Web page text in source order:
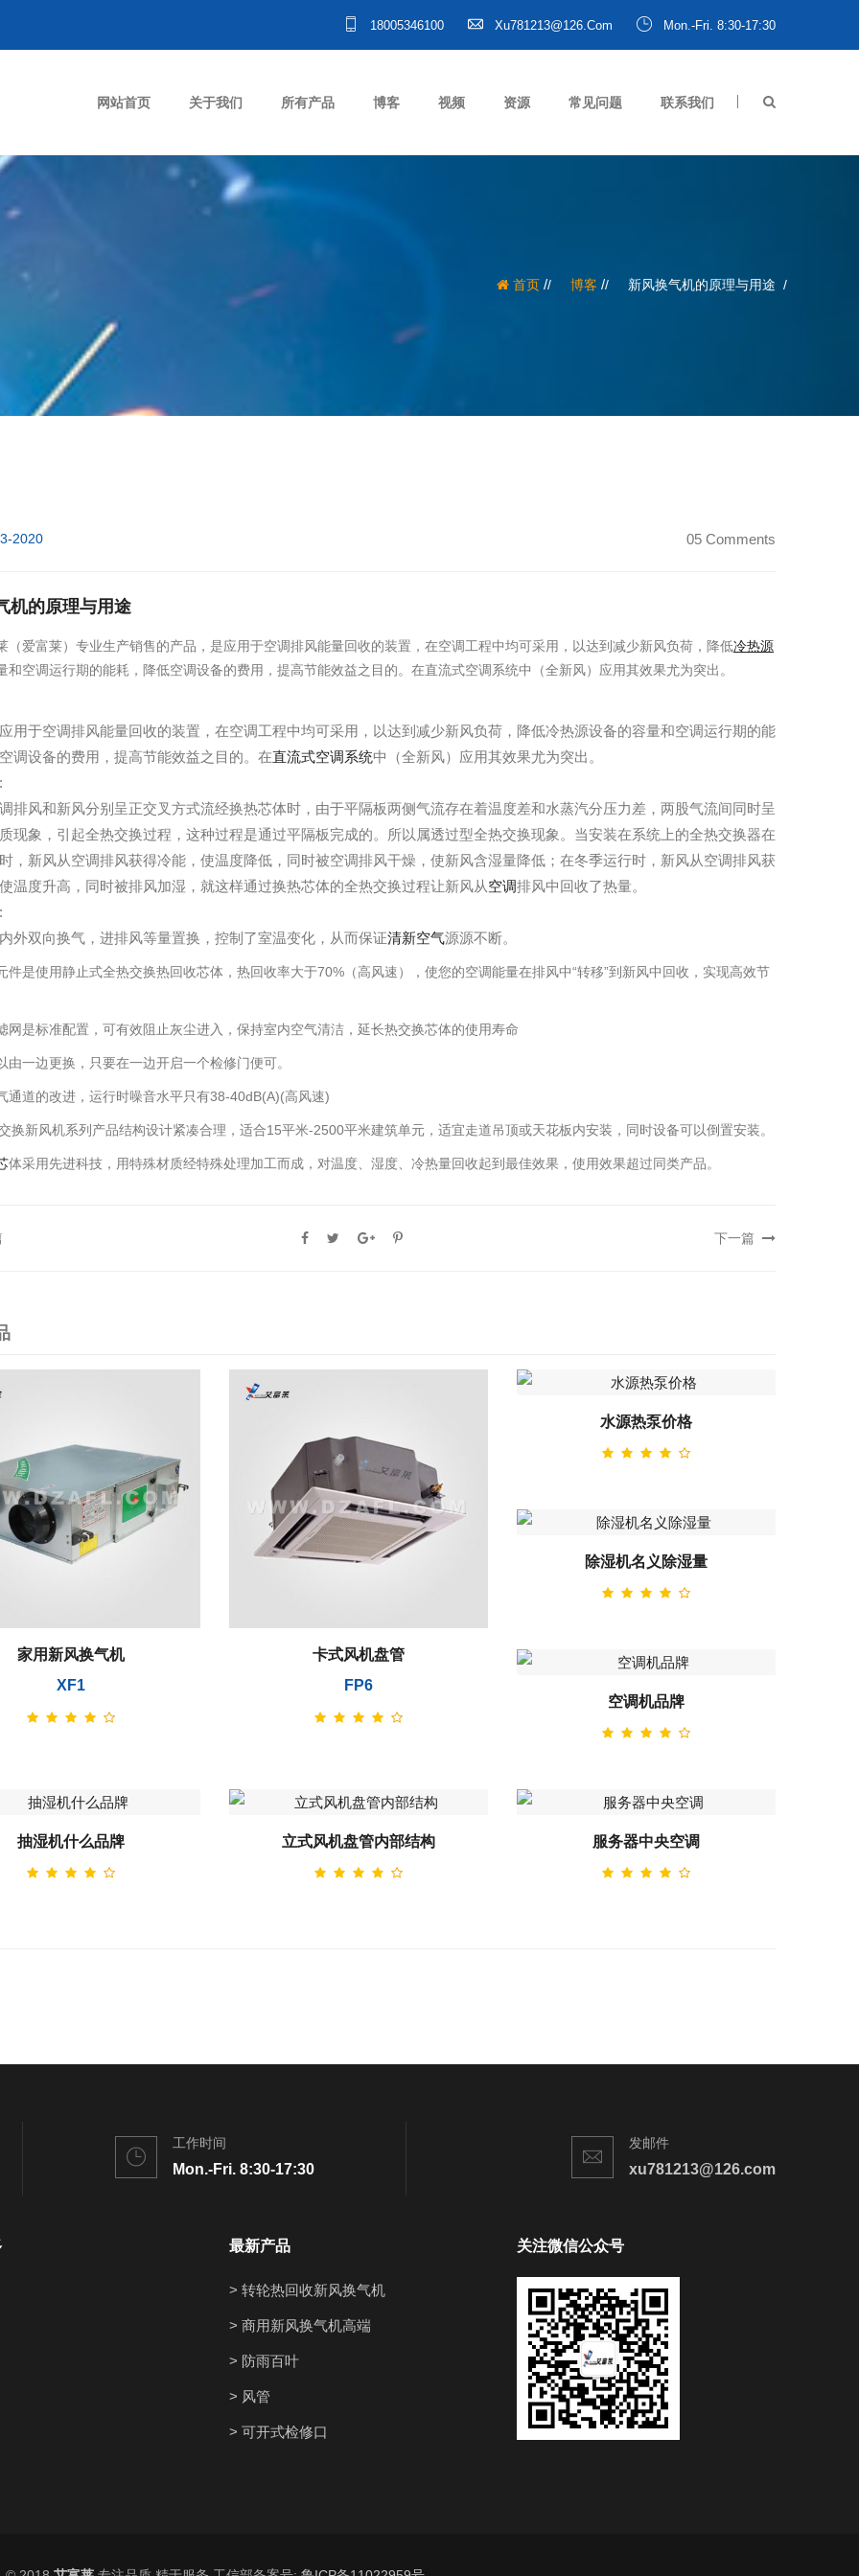
18005346100 Xu781213@126.com Mon.-Fri. 8:30-17:30
网站首页 关于我们 所有产品 博客 视频 资源 常见问题 联系我们
首页 / 博客 / 新风换气机的原理与用途
2020 05 Comments
机的原理与用途
（爱富莱）专业生产销售的产品，是应用于空调排风能量回收的装置，在空调工程中均可采用，以达到减少新风负荷，降低冷热源
和空调运行期的能耗，降低空调设备的费用，提高节能效益之目的。在直流式空调系统中（全新风）应用其效果尤为突出。
用于空调排风能量回收的装置，在空调工程中均可采用，以达到减少新风负荷，降低冷热源设备的容量和空调运行期的能
调设备的费用，提高节能效益之目的。在直流式空调系统中（全新风）应用其效果尤为突出。
排风和新风分别呈正交叉方式流经换热芯体时，由于平隔板两侧气流存在着温度差和水蒸汽分压力差，两股气流间同时呈
现象，引起全热交换过程，这种过程是通过平隔板完成的。所以属透过型全热交换现象。当安装在系统上的全热交换器在
，新风从空调排风获得冷能，使温度降低，同时被空调排风干燥，使新风含湿量降低；在冬季运行时，新风从空调排风获
温度升高，同时被排风加湿，就这样通过换热芯体的全热交换过程让新风从空调排风中回收了热量。
外双向换气，进排风等量置换，控制了室温变化，从而保证清新空气源源不断。
是使用静止式全热交换热回收芯体，热回收率大于70%（高风速），使您的空调能量在排风中“转移”到新风中回收，实现高效节
是标准配置，可有效阻止灰尘进入，保持室内空气清洁，延长热交换芯体的使用寿命
一边更换，只要在一边开启一个检修门便可。
通道的改进，运行时噪音水平只有38-40dB(A)(高风速)
换新风机系列产品结构设计紧凑合理，适合15平米-2500平米建筑单元，适宜走道吊顶或天花板内安装，同时设备可以倒置安装。
体采用先进科技，用特殊材质经特殊处理加工而成，对温度、湿度、冷热量回收起到最佳效果，使用效果超过同类产品。
下一篇
家用新风换气机
XF1
卡式风机盘管
FP6
水源热泵价格
除湿机名义除湿量
空调机品牌
抽湿机什么品牌 立式风机盘管内部结构 服务器中央空调
工作时间
Mon.-Fri. 8:30-17:30
发邮件
xu781213@126.com
最新产品
> 转轮热回收新风换气机
> 商用新风换气机高端
> 防雨百叶
> 风管
> 可开式检修口
关注微信公众号